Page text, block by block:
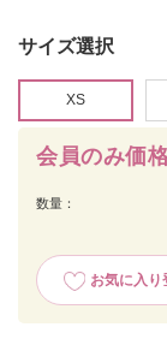
会員のみ価
数量：
お気に入り
サイズ選択
XS